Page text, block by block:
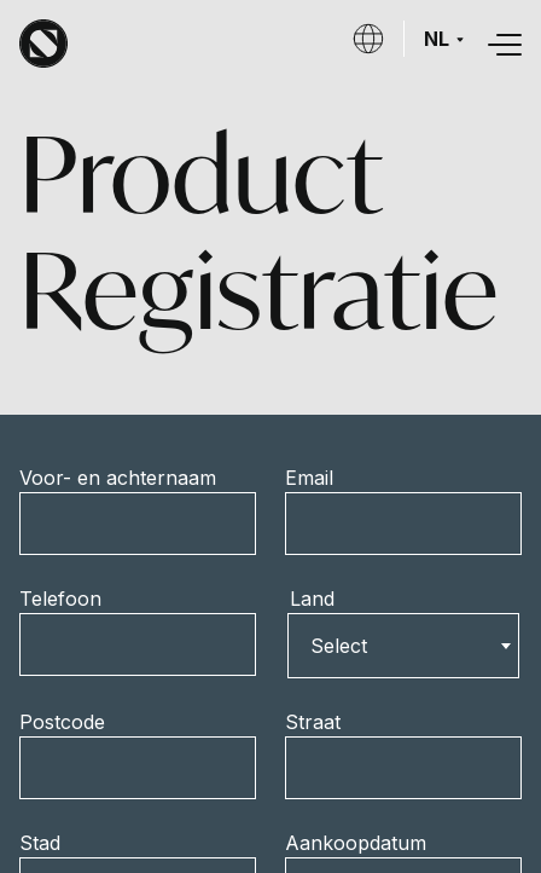
Overslaan en naar de inhoud gaan
NL
Product
Registratie
Voor- en achternaam Email
Telefoon
Land
Select
Postcode Straat
Stad Aankoopdatum